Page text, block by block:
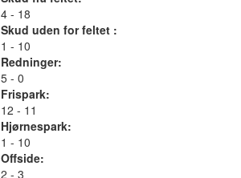
4 - 18
Skud uden for feltet :
1 - 10
Redninger:
5 - 0
Frispark:
12 - 11
Hjørnespark:
1 - 10
Offside:
2 - 3